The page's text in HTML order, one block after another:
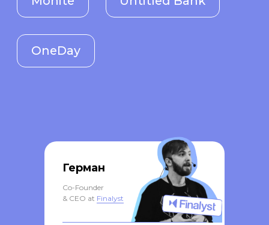
Герман
Co-Founder
& CEO at Finalyst